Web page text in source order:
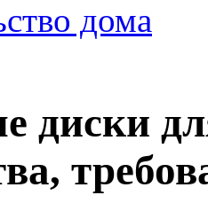
дома
диски